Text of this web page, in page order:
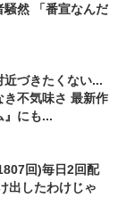
騒然 「番宣なんだ
づきたくない...
味さ 最新作
』にも...
回)毎日2回配
出したわけじゃ